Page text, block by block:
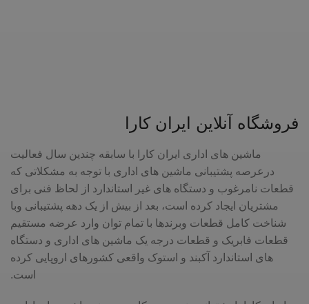
فروشگاه آنلاین ایران کارا
ماشین های اداری ایران کارا با سابقه چندین سال فعالیت
درعرصه پشتیبانی ماشین های اداری با توجه به مشکلاتی که
قطعات نامرغوب و دستگاه های غیر استاندارد از لحاظ فنی برای
مشتریان ایجاد کرده است، بعد از بیش از یک دهه پشتیبانی وبا
شناخت کامل قطعات وبرندها با تمام توان وارد عرضه مستقیم
قطعات فابریک و قطعات درجه یک ماشین های اداری و دستگاه
های استاندارد آکبند و استوک واقعی کشورهای اروپایی کرده
است.